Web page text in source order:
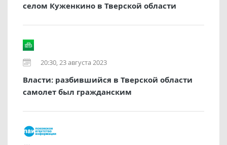
селом Куженкино в Тверской области
20:30, 23 августа 2023
Власти: разбившийся в Тверской области
самолет был гражданским